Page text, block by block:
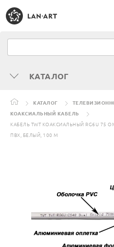
КАТАЛОГ
КАТАЛОГ
КОАКСИАЛЬНЫЙ КАБЕЛЬ
КАБЕЛЬ TWT КОАКСИАЛЬНЫЙ RG6U 75
ПВХ, БЕЛЫЙ, 100 М